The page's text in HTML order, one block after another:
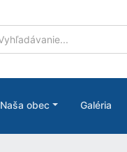
Naša obec Galéria